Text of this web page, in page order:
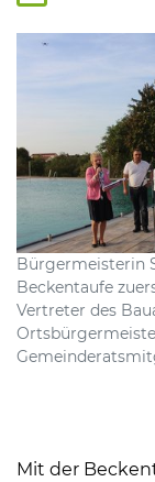
Ehrenamt
Bürgermeisterin
Beckentaufe
Vertreter des
Mit der